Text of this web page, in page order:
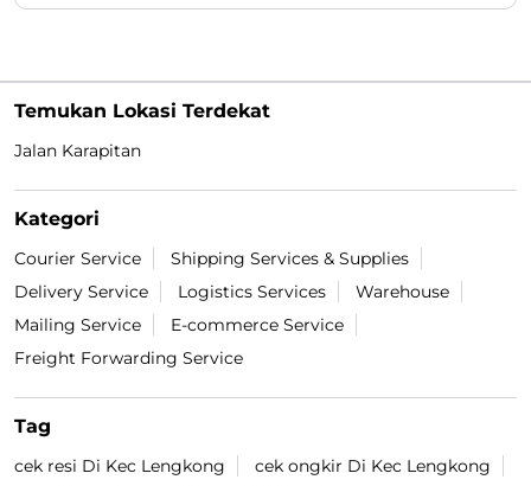
Temukan Lokasi Terdekat
Jalan Karapitan
Kategori
Courier Service
Shipping Services & Supplies
Delivery Service
Logistics Services
Warehouse
Mailing Service
E-commerce Service
Freight Forwarding Service
Tag
cek resi Di Kec Lengkong
cek ongkir Di Kec Lengkong